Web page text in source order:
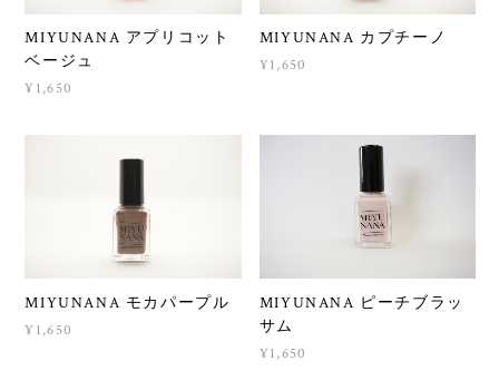
MIYUNANA アプリコット
ベージュ
¥1,650
MIYUNANA カプチーノ
¥1,650
MIYUNANA モカパープル
¥1,650
MIYUNANA ピーチブラッ
サム
¥1,650